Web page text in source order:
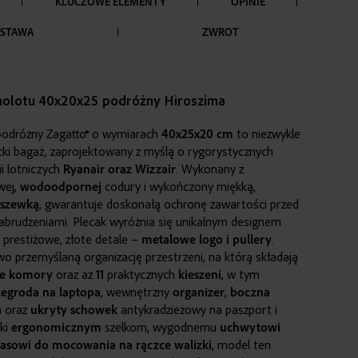
ZWROT
40x20x25 podróżny Hiroszima
Zagatto® o wymiarach 40x25x20 cm to niezwykle
bagaż, zaprojektowany z myślą o rygorystycznych
lotniczych Ryanair oraz Wizzair . Wykonany z
wodoodpornej codury i wykończony miękką,
, gwarantuje doskonałą ochronę zawartości przed
Plecak wyróżnia się unikalnym designem
złote detale – metalowe logo i pullery
przemyślaną organizację przestrzeni, na którą składają
komory oraz aż 11 praktycznych kieszeni, w tym
na laptopa, wewnętrzny organizer, boczna
oraz ukryty schowek antykradzieżowy na paszport i
ergonomicznym szelkom, wygodnemu uchwytowi
do mocowania na rączce walizki, model ten